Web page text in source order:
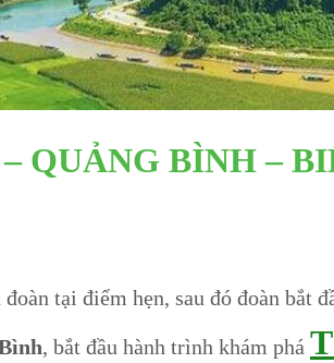
QUẢNG BÌNH –
đoàn tại điểm hẹn, sau đó đoàn
, bắt đầu hành trình khám phá